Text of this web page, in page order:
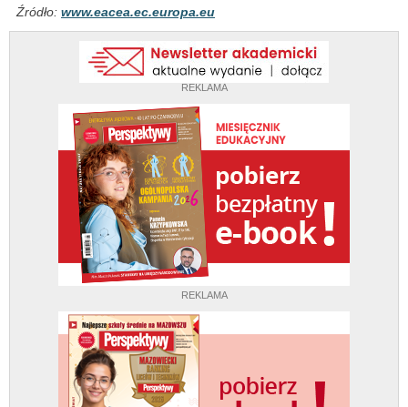
REKLAMA
REKLAMA
Źródło: www.eacea.ec.europa.eu